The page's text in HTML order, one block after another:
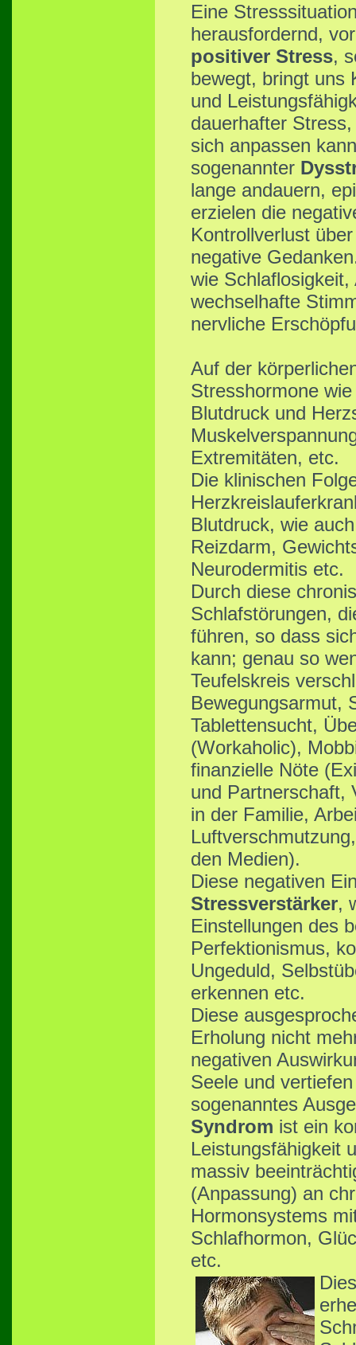
Eine
herausfordernd,
positiver Stress,
bewegt, bringt uns
und
dauerhafter
sich anpassen
sogenannter
lange andauern,
erzielen die
Kontrollverlust
negative
wie
wechselhafte
nervliche
Auf der
Stresshormone
Blutdruck und
Extremitäten, etc.
Die klinischen
Blutdruck, wie
Reizdarm,
Neurodermitis etc.
Durch diese
Schlafstörungen,
führen, so dass
kann; genau so
Teufelskreis
Bewegungsarmut,
Tablettensucht,
(Workaholic),
finanzielle Nöte
und Partnerschaft,
in der Familie,
den Medien).
Diese negativen
Stressverstärker,
Einstellungen des
Perfektionismus,
Ungeduld,
erkennen etc.
Diese
Erholung nicht
negativen
Seele und
sogenanntes
Syndrom ist ein
Leistungsfähigkeit
massiv
(Anpassung) an
Hormonsystems
Schlafhormon,
etc.